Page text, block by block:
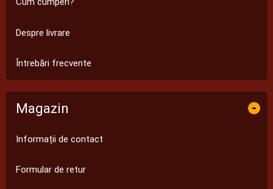
Despre livrare
Întrebări frecvente
Magazin -
Informații de contact
Formular de retur